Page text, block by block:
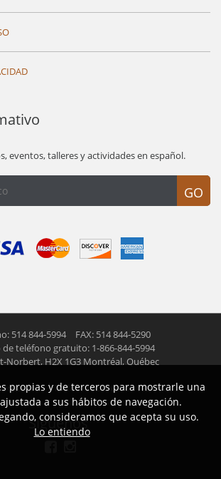
eventos, talleres y actividades en español.
GO
514 844-5994
FAX: 514 844-5290
teléfono gratuito: 1-866-844-5994
Norbert, H2X 1G3 Montréal, Québec
inc. Todos los derechos reservados
Siguenos
propias y de terceros para mostrarle una
a sus hábitos de navegación.
consideramos que acepta su uso.
Lo entiendo